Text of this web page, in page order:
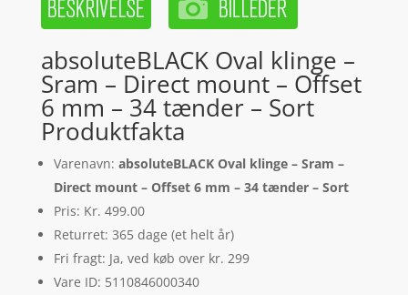
absoluteBLACK Oval klinge –
Sram – Direct mount – Offset
6 mm – 34 tænder – Sort
Produktfakta
Varenavn: absoluteBLACK Oval klinge – Sram –
Direct mount – Offset 6 mm – 34 tænder – Sort
Pris: Kr. 499.00
Returret: 365 dage (et helt år)
Fri fragt: Ja, ved køb over kr. 299
Vare ID: 5110846000340